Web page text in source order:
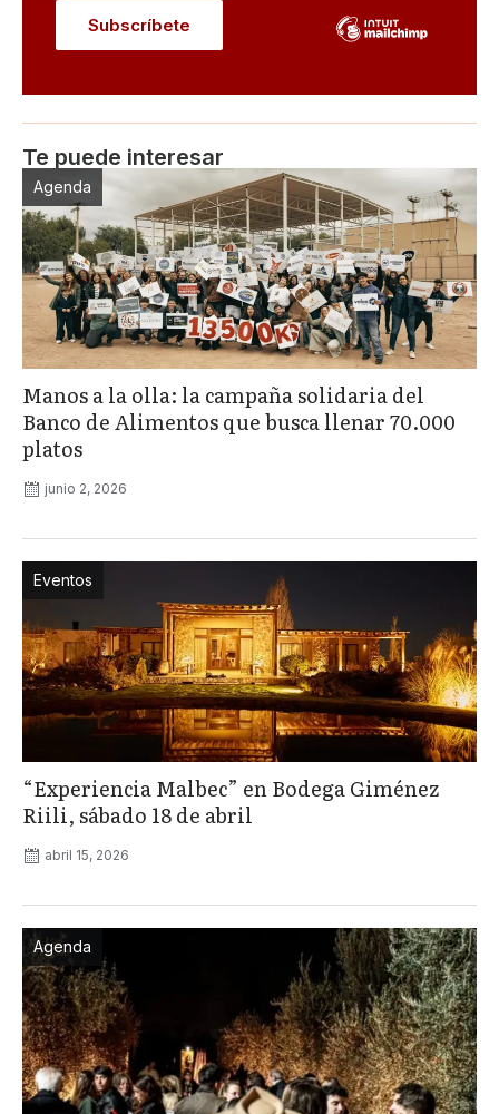
Te puede interesar
Agenda
Manos a la olla: la campaña solidaria del
Banco de Alimentos que busca llenar 70.000
platos
junio 2, 2026
Eventos
“Experiencia Malbec” en Bodega Giménez
Riili, sábado 18 de abril
abril 15, 2026
Agenda